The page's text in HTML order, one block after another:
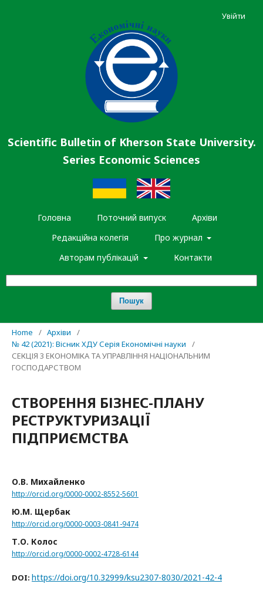
Scientific Bulletin of Kherson State University.
Series Economic Sciences
Головна Поточний випуск
Архіви
Редакційна колегія
Про журнал
Авторам публікацій
Контакти
Пошук
Увійти
Home / Архіви
/
№ 42 (2021): Вісник ХДУ Серія Економічні науки
/
СЕКЦІЯ 3 ЕКОНОМІКА ТА УПРАВЛІННЯ НАЦІОНАЛЬНИМ
ГОСПОДАРСТВОМ
СТВОРЕННЯ БІЗНЕС-ПЛАНУ
РЕСТРУКТУРИЗАЦІЇ
ПІДПРИЄМСТВА
О.В. Михайленко
http://orcid.org/0000-0002-8552-5601
Ю.М. Щербак
http://orcid.org/0000-0003-0841-9474
Т.О. Колос
http://orcid.org/0000-0002-4728-6144
DOI: https://doi.org/10.32999/ksu2307-8030/2021-42-4